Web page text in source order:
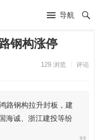
导航
钢构涨停
129浏览 评论
路钢构拉升封板，建
海诚、浙江建投等纷